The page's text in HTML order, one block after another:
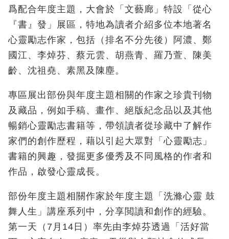
爲配合年度主題，大會於「文藝廊」特設「從心
『書』發」展區，特地為讀者介紹多位本地著名
心靈勵志作家，包括（排名不分先後）阿濃、鄭
國江、李焯芬、蔡元雲、胡燕青、羅乃萱、陳美
齡、沈祖堯、素黑及陳塵。
專區展出部份與年度主題相關的作家之珍貴刊物
及藏品，例如手稿、畫作、絕版紀念品以及其他
暢銷心靈勵志書籍等，帶領讀者從珍藏中了解作
家們的創作歷程，藉以引起大眾對「心靈勵志」
書籍的興趣，發掘更多優秀及不同風格的作者和
作品，啟發心靈成長。
部份年度主題相關作家於年度主題「洗滌心靈 鼓
舞人生」講座系列中，分享閲讀和創作的經驗。
第一天（7月14日）率先由李焯芬透過「活好當